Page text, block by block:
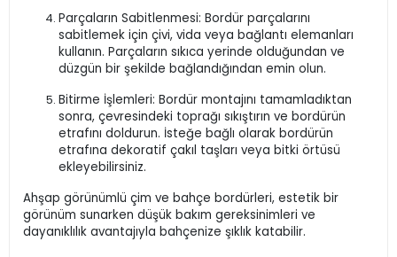
Parçaların Sabitlenmesi: Bordür parçalarını
sabitlemek için çivi, vida veya bağlantı elemanları
kullanın. Parçaların sıkıca yerinde olduğundan ve
düzgün bir şekilde bağlandığından emin olun.
Bitirme İşlemleri: Bordür montajını tamamladıktan
sonra, çevresindeki toprağı sıkıştırın ve bordürün
etrafını doldurun. İsteğe bağlı olarak bordürün
etrafına dekoratif çakıl taşları veya bitki örtüsü
ekleyebilirsiniz.
Ahşap görünümlü çim ve bahçe bordürleri, estetik bir
görünüm sunarken düşük bakım gereksinimleri ve
dayanıklılık avantajıyla bahçenize şıklık katabilir.